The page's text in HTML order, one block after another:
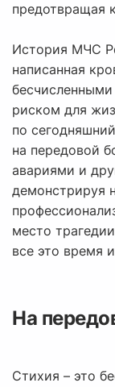
предотвращая
История МЧС
написанная
риском для
по
на передовой
авариями и
демонстрируя
место
все это время
На
Стихия – это